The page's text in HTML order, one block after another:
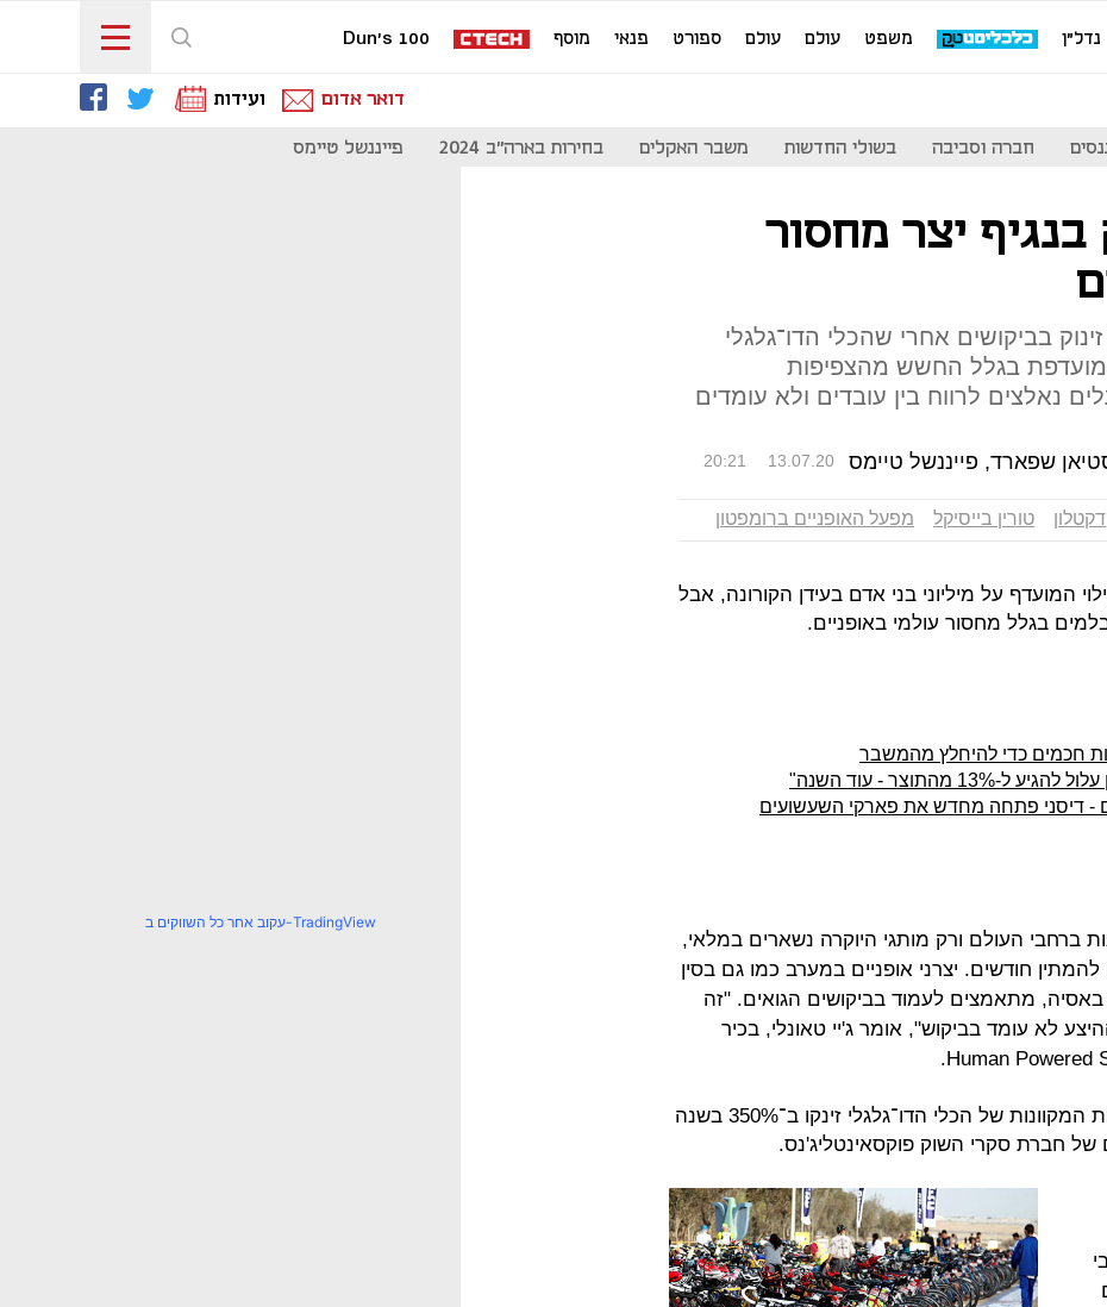
נדל"ן משפט עולם עולם ספורט פנאי מוסף Dun's 100
דואר אדום ועידות
חברה וסביבה בשולי החדשות משבר האקלים בחירות בארה"ב 2024 פייננשל טיימס
יצר מחסור
בביקושים אחרי שהכלי הדו־גלגלי
בגלל החשש מהצפיפות
נאלצים לרווח בין עובדים ולא עומדים
שפארד, פייננשל טיימס 20:21 13.07.20
דקטלון טורין בייסיקל מפעל האופניים ברומפטון
המועדף על מיליוני בני אדם בעידן הקורונה, אבל
בגלל מחסור עולמי באופניים.
חכמים כדי להיחלץ מהמשבר
מהתוצר - עוד השנה"
- דיסני פתחה מחדש את פארקי השעשועים
ברחבי העולם ורק מותגי היוקרה נשארים במלאי,
חודשים. יצרני אופניים במערב כמו גם בסין
באסיה, מתאמצים לעמוד בביקושים הגואים. "זה
לא עומד בביקוש", אומר ג'יי טאונלי, בכיר
בצרפת חובבת האופניים המכירות המקוונות של הכלי הדו־גלגלי זינקו ב־350% בשנה
של חברת סקרי השוק פוקסאינטליג'נס.
עקוב אחר כל השווקים ב-TradingView